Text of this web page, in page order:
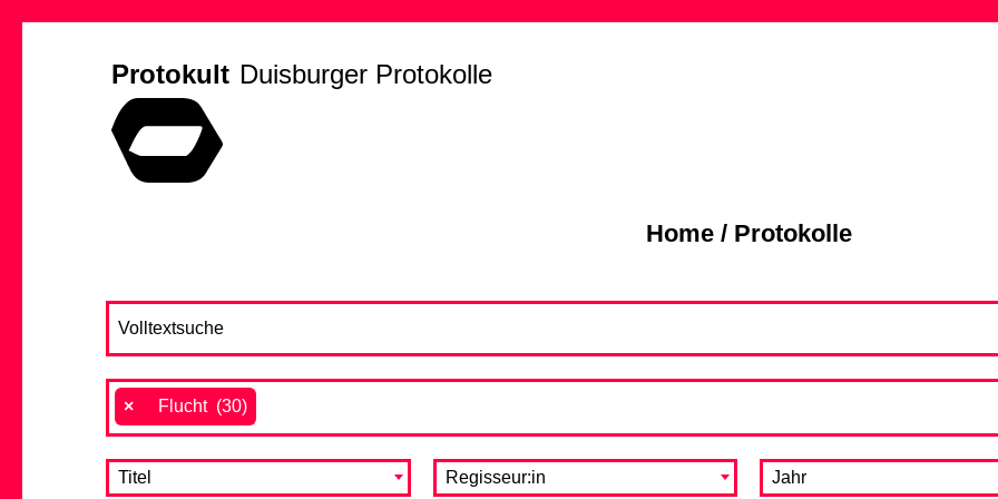
Protokult Duisburger Protokolle
Home/ Protokolle
× Flucht (30)
Titel Regisseur:in Jahr